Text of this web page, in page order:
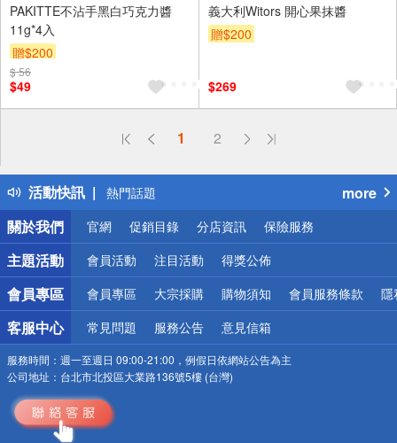
PAKITTE不沾手黑白巧克力醬
11g*4入
贈$200
$ 56
$49
義大利Witors 開心果抹醬
贈$200
$269
1 2
活動快訊
偏遠地區配送
得獎公告
熱門話題
銀行優惠
偏遠地區配送
詐騙網頁！請小心！
more
關於我們
官網 促銷目錄 分店資訊 保險服務
主題活動 會員活動 注目活動 得獎公佈
會員專區 會員專區 大宗採購 購物須知 會員服務條款 隱
客服中心 常見問題 服務公告 意見信箱
服務時間： 週一至週日 09:00-21:00，例假日依網站公告為主
公司地址： 台北市北投區大業路136號5樓 (台灣)